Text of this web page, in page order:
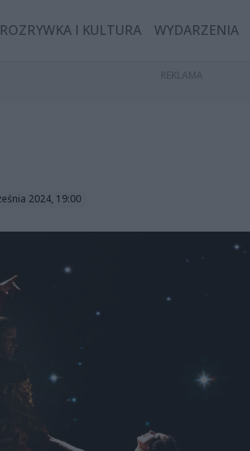
ROZRYWKA I KULTURA WYDARZENIA
2024, 19:00